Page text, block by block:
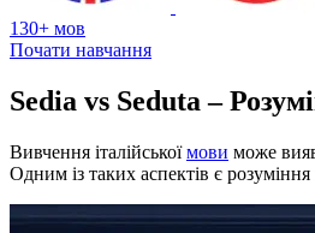
130+ мов
Почати навчання
Sedia vs Seduta –
Вивчення італійськоїмови може
Одним із таких аспектів є